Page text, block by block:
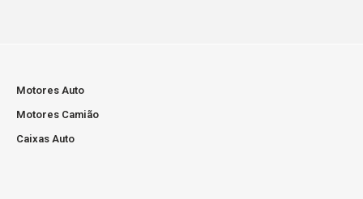
Motores Auto
Motores Camião
Caixas Auto